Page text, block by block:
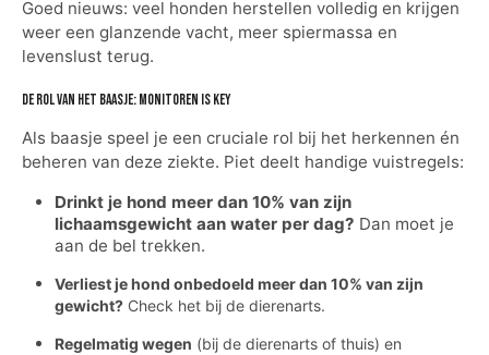
Goed nieuws: veel honden herstellen volledig en krijgen
weer een glanzende vacht, meer spiermassa en
levenslust terug.
De rol van het baasje: monitoren is key
Als baasje speel je een cruciale rol bij het herkennen én
beheren van deze ziekte. Piet deelt handige vuistregels:
Drinkt je hond meer dan 10% van zijn
lichaamsgewicht aan water per dag? Dan moet je
aan de bel trekken.
Verliest je hond onbedoeld meer dan 10% van zijn
gewicht? Check het bij de dierenarts.
Regelmatig wegen (bij de dierenarts of thuis) en